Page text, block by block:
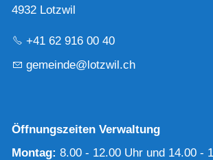
4932 Lotzwil
+41 62 916 00 40
g m nd l tzw l ch
Öffnungszeiten Verwaltung
Montag: 8.00 - 12.00 Uhr und 14.00 -